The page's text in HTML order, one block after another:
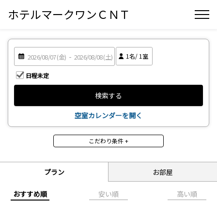
ホテルマークワンＣＮＴ
日程未定
1名/ 1 室
検索する
空室カレンダーを開く
こだわり条件 +
Aカードポイント付きプラ
【千葉とく旅キャンペー
ン割引対象プラン】
早割
期間限定プラン
プラン お部屋
おすすめ順 安い順 高い順